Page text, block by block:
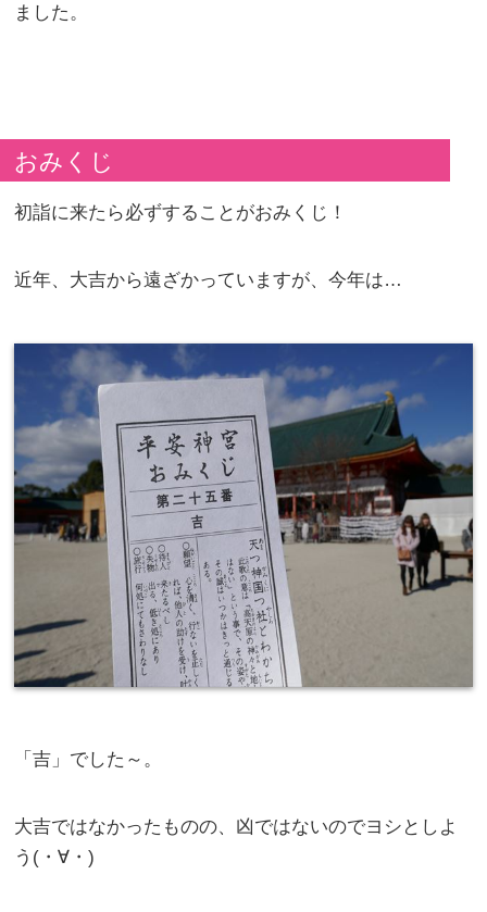
ました。
おみくじ
初詣に来たら必ずすることがおみくじ！
近年、大吉から遠ざかっていますが、今年は…
「吉」でした～。
大吉ではなかったものの、凶ではないのでヨシとしよ
う(・∀・)